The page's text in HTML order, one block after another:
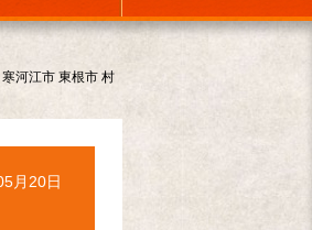
河江市 東根市 村
月20日